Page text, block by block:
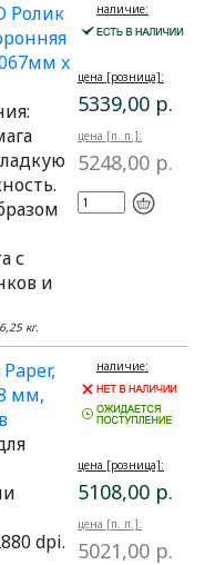
Ролик
x
с
и
6,25 кг.
наличие:
цена [розница]:
5339,00 р.
цена [п. п.]:
5248,00 р.
мм,
dpi.
наличие:
цена [розница]:
5108,00 р.
цена [п. п.]:
5021,00 р.